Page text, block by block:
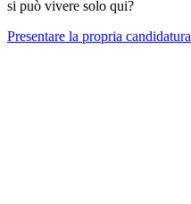
si può vivere solo qui?
Presentare la propria candidatura